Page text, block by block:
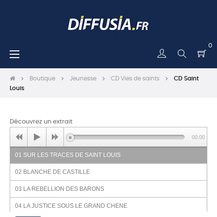
0
Basculer
☰
Boutique Jeunesse CD Vies de saints
CD Saint
Louis
Découvrez un extrait
01 SUR LES TRACES DE SAINT LOUIS
02 BLANCHE DE CASTILLE
03 LA REBELLION DES BARONS
04 LA JUSTICE SOUS LE GRAND CHENE
00:00